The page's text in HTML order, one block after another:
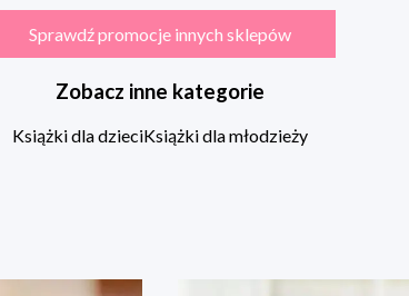
Sprawdź promocje innych sklepów
Zobacz inne kategorie
Książki dla dzieciKsiążki dla młodzieży